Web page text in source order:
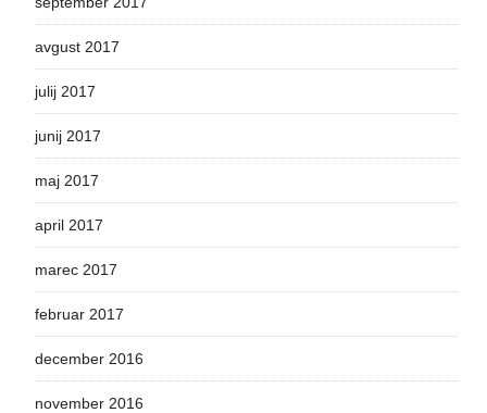
avgust 2017
julij 2017
junij 2017
maj 2017
april 2017
marec 2017
februar 2017
december 2016
november 2016